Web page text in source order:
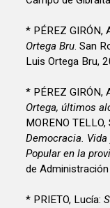
* PÉREZ GIRÓN,
Ortega Bru. San
Luis Ortega Bru,
* PÉREZ GIRÓN,
Ortega, últimos
MORENO
Democracia.
Popular en la
de
* PRIETO, Lucía: